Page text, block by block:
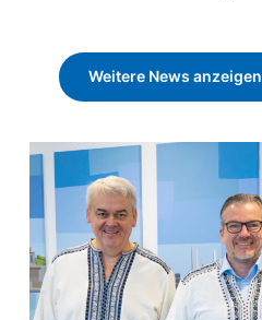
Weitere News anzeigen